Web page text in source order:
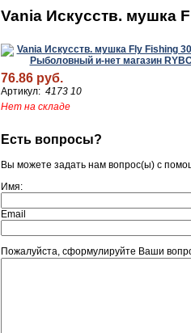
Vania Искусств. мушка
76.86 руб.
Артикул: 4173 10
Нет на складе
Есть вопросы?
Вы можете задать нам вопрос(ы) с
Имя:
Email
Пожалуйста, сформулируйте Ваши